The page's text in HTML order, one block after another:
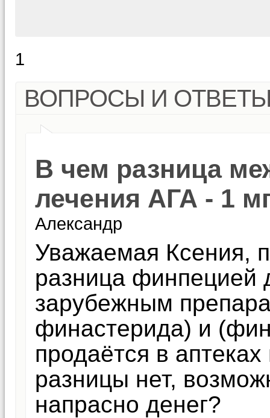
1
ВОПРОСЫ И
В чем разница
лечения АГА - 1
Александр
Уважаемая Ксения,
разница финпецией
зарубежным
финастерида) и
продаётся в
разницы нет,
напрасно денег?